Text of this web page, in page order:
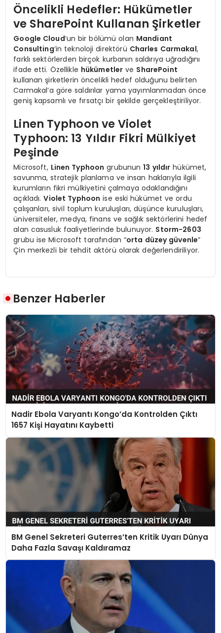
Öncelikli Hedefler: Hükümetler
ve SharePoint Kullanan Şirketler
Google Cloud‘un bir bölümü olan Mandiant
Consulting’in teknoloji direktörü Charles Carmakal,
farklı sektörlerden birçok kurbanın saldırıya uğradığını
ifade etti. Özellikle hükümetler ve SharePoint
kullanan şirketlerin öncelikli hedef olduğunu belirten
Carmakal’a göre saldırılar yama yayımlanmadan önce
geniş kapsamlı ve fırsatçı bir şekilde gerçekleştiriliyor.
Linen Typhoon ve Violet
Typhoon: 13 Yıldır Fikri Mülkiyet
Peşinde
Microsoft, Linen Typhoon grubunun13 yıldır hükümet,
savunma, stratejik planlama ve insan haklarıyla ilgili
kurumların fikri mülkiyetini çalmaya odaklandığını
açıkladı.Violet Typhoon ise eski hükümet ve ordu
çalışanları, sivil toplum kuruluşları, düşünce kuruluşları,
üniversiteler, medya, finans ve sağlık sektörlerini hedef
alan casusluk faaliyetlerinde bulunuyor. Storm-2603
grubu ise Microsoft tarafından “orta düzey güvenle”
Çin merkezli bir tehdit aktörü olarak değerlendiriliyor.
Benzer Haberler
Nadir Ebola Varyantı Kongo’da Kontrolden Çıktı
1657 Kişi Hayatını Kaybetti
BM Genel Sekreteri Guterres’ten Kritik Uyarı Dünya
Daha Fazla Savaşı Kaldıramaz